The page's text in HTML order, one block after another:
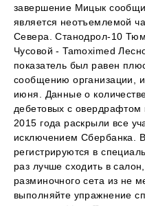
завершение Мицык
является неотъемлемой
Севера. Станодрол-10
Чусовой - Tamoximed
показатель был равен
сообщению организации,
июня. Данные о
дебетовых с
2015 года раскрыли все
исключением Сбербанка.
регистрируются в
раз лучше сходить в
разминочного сета из не
выполняйте упражнение